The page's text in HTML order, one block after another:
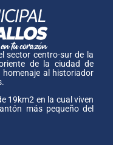
sector centro-sur de la
de la ciudad de
al historiador
19km2 en la cual viven
más pequeño del